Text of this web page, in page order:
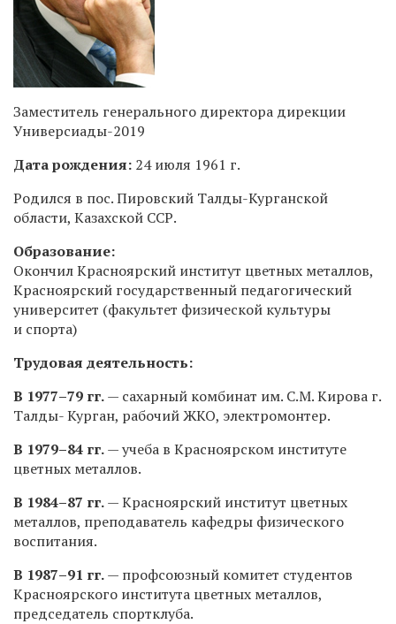
Заместитель генерального директора дирекции
Универсиады-2019
Дата рождения: 24 июля 1961 г.
Родился в пос. Пировский Талды-Курганской
области, Казахской ССР.
Образование:
Окончил Красноярский институт цветных металлов,
Красноярский государственный педагогический
университет (факультет физической культуры
и спорта)
Трудовая деятельность:
В 1977–79 гг. — сахарный комбинат им. С.М. Кирова г.
Талды- Курган, рабочий ЖКО, электромонтер.
В 1979–84 гг.— учеба в Красноярском институте
цветных металлов.
В 1984–87 гг. — Красноярский институт цветных
металлов, преподаватель кафедры физического
воспитания.
В 1987–91 гг. — профсоюзный комитет студентов
Красноярского института цветных металлов,
председатель спортклуба.